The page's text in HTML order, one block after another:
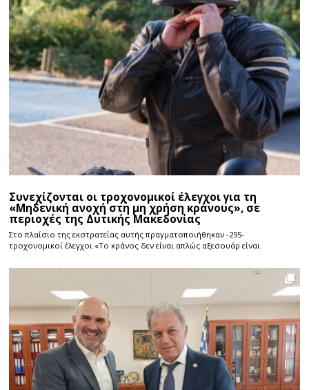
Συνεχίζονται οι τροχονομικοί έλεγχοι για τη
«Μηδενική ανοχή στη μη χρήση κράνους», σε
περιοχές της Δυτικής Μακεδονίας
Στο πλαίσιο της εκστρατείας αυτής πραγματοποιήθηκαν -295-
τροχονομικοί έλεγχοι «Το κράνος δεν είναι απλώς αξεσουάρ είναι